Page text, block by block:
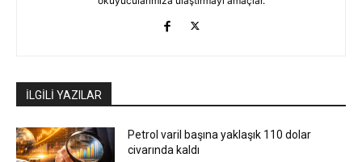
İLGİLİ YAZILAR
Petrol varil başına yaklaşık 110 dolar
civarında kaldı